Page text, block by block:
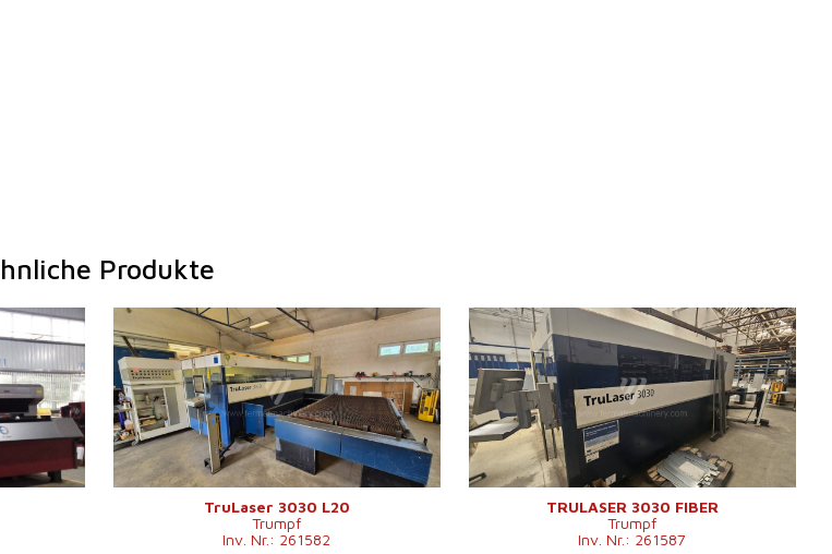
Produkte
Baujahr:
2010
Max. Werkstücklänge
3000 mm
Max. Werkstückbreite
1500 mm
Max. Blechdicke
20 mm
Laserleistung
4000 W
Fiber
nein
Max. Werkstückgewicht
900 kg
Maschinenabmessungen L x
B x H
8800 x 6010 x 2400
mm
Kontrollsystem
nein
TruLaser 3030 L20
Trumpf
Inv. Nr.: 261582
Baujahr:
2019
Max. Werkstücklänge
3000 mm
Max. Werkstückbreite
1500 mm
Max. Blechdicke
25 mm
Laserleistung
4000 W
Fiber
Maschinenabmessungen L x
B x H
9300x5100x2400
mm
Maschinengewicht
9000 kg
Max. Dicke des
20/15 mm
Max. Werkstückgewicht
710 kg
TRULASER 3030 FIBER
Trumpf
Inv. Nr.: 261587